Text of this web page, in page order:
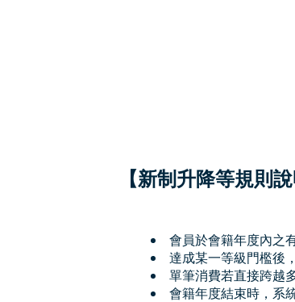
【新制升降等規則說
會員於會籍年度內之
達成某一等級門檻後
單筆消費若直接跨越
會籍年度結束時，系